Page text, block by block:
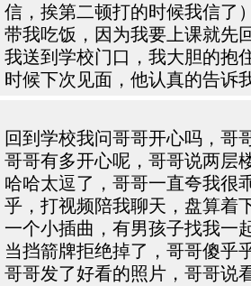
信，挨第二顿打的时候我信了
带我吃饭，因为我要上课就先
我送到学校门口，我大胆的抱
时候下次见面，他认真的告诉
回到学校我问哥哥开心吗，哥
哥哥有多开心呢，哥哥说两层
哈哈太逗了，哥哥一直夸我很
乎，打视频陪我聊天，盘算着
一个小插曲，有男孩子找我一
当挡箭牌拒绝掉了，哥哥傻乎
哥哥发了好看的照片，哥哥说